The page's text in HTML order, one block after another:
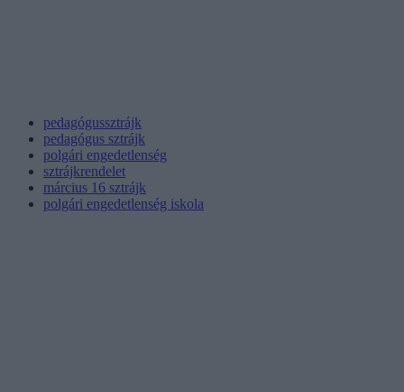
pedagógussztrájk
pedagógus sztrájk
polgári engedetlenség
sztrájkrendelet
március 16 sztrájk
polgári engedetlenség iskola